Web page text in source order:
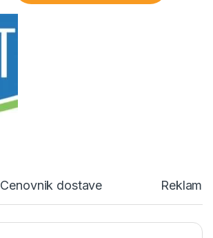
Cenovnik dostave